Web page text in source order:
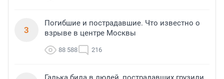
3
Погибшие и пострадавшие. Что известно о
взрыве в центре Москвы
88 588 216